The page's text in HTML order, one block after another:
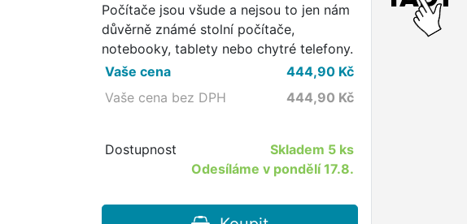
Počítače jsou všude a nejsou to jen nám
důvěrně známé stolní počítače,
notebooky, tablety nebo chytré telefony.
Vaše cena
444,90Kč
Vaše cena bez DPH
444,90 Kč
Dostupnost Skladem 5 ks
Odesíláme v pondělí 17.8.